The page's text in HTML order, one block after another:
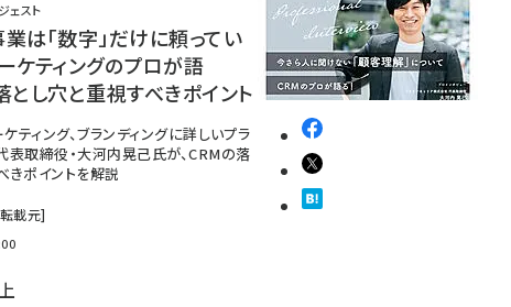
ェスト
は「数字」だけに頼ってい
ケティングのプロが語
とし穴と重視すべきポイント
ティング、ブランディングに詳しいプラ
表取締役・大河内晃己氏が、CRMの落
きポイントを解説
載元]